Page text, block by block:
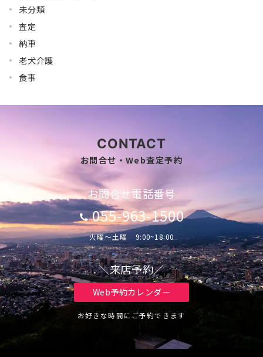
未分類
査定
納車
老犬介護
食事
CONTACT
お問合せ・Web査定予約
お問合せ電話番号
055-963-1500
火曜～土曜 9:00~18:00
＼来店予約／
Web予約カレンダー
お好きな時間にご予約できます